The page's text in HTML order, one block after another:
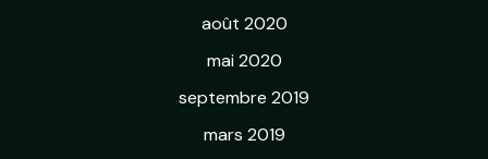
août 2020
mai 2020
septembre 2019
mars 2019